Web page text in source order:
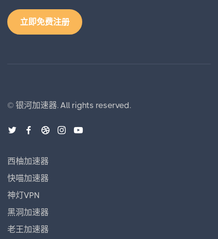
立即免费注册
© 银河加速器. All rights reserved.
西柚加速器
快喵加速器
神灯VPN
黑洞加速器
老王加速器